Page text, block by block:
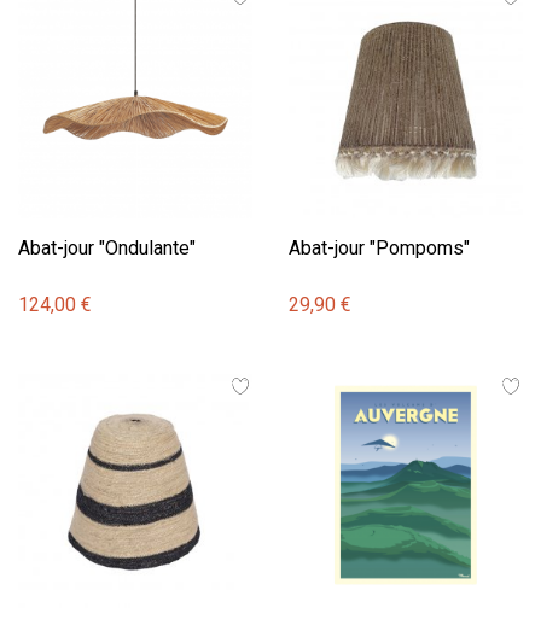
Abat-jour "Ondulante"
124,00 €
Abat-jour "Pompoms"
29,90 €